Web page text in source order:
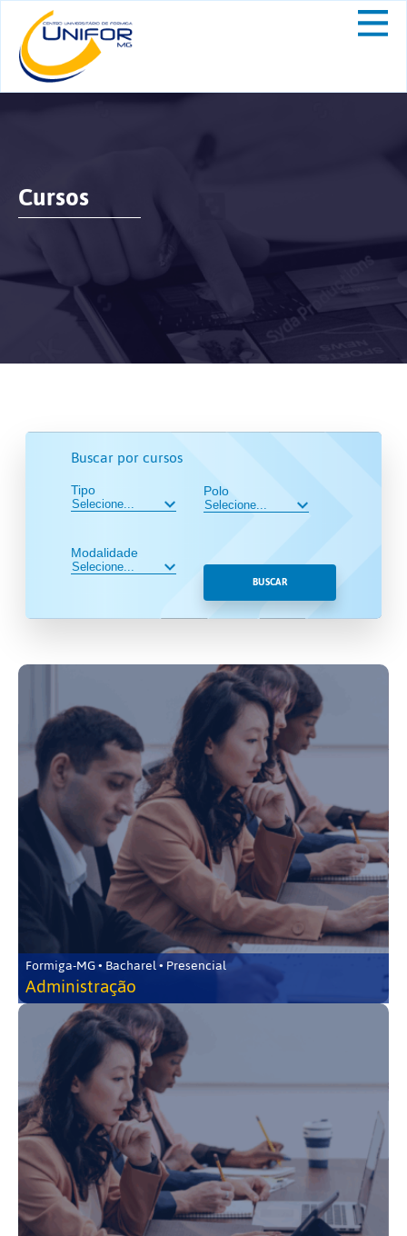
Cursos
Buscar por cursos
Tipo
Modalidade
Polo
BUSCAR
Formiga-MG • Bacharel • Presencial
Administração